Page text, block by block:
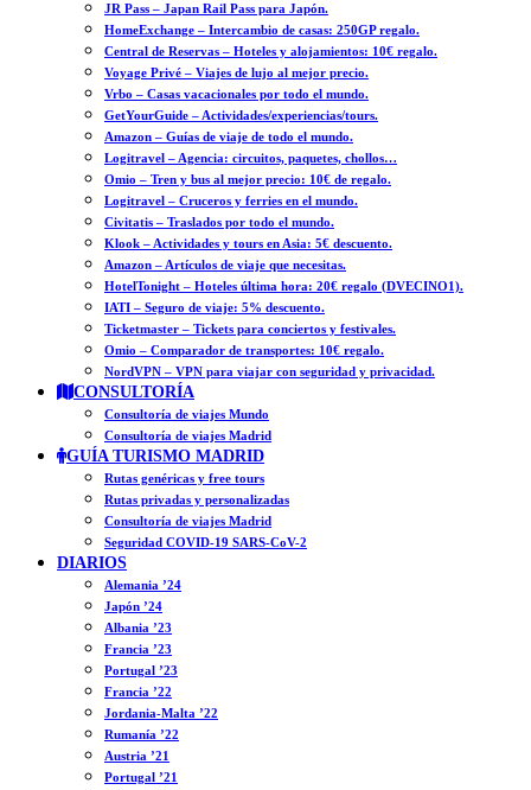
JR Pass – Japan Rail Pass para Japón.
HomeExchange – Intercambio de casas: 250GP regalo.
Central de Reservas – Hoteles y alojamientos: 10€ regalo.
Voyage Privé – Viajes de lujo al mejor precio.
Vrbo – Casas vacacionales por todo el mundo.
GetYourGuide – Actividades/experiencias/tours.
Amazon – Guías de viaje de todo el mundo.
Logitravel – Agencia: circuitos, paquetes, chollos…
Omio – Tren y bus al mejor precio: 10€ de regalo.
Logitravel – Cruceros y ferries en el mundo.
Civitatis – Traslados por todo el mundo.
Klook – Actividades y tours en Asia: 5€ descuento.
Amazon – Artículos de viaje que necesitas.
HotelTonight – Hoteles última hora: 20€ regalo (DVECINO1).
IATI – Seguro de viaje: 5% descuento.
Ticketmaster – Tickets para conciertos y festivales.
Omio – Comparador de transportes: 10€ regalo.
NordVPN – VPN para viajar con seguridad y privacidad.
CONSULTORÍA
Consultoría de viajes Mundo
Consultoría de viajes Madrid
GUÍA TURISMO MADRID
Rutas genéricas y free tours
Rutas privadas y personalizadas
Consultoría de viajes Madrid
Seguridad COVID-19 SARS-CoV-2
DIARIOS
Alemania ’24
Japón ’24
Albania ’23
Francia ’23
Portugal ’23
Francia ’22
Jordania-Malta ’22
Rumanía ’22
Austria ’21
Portugal ’21